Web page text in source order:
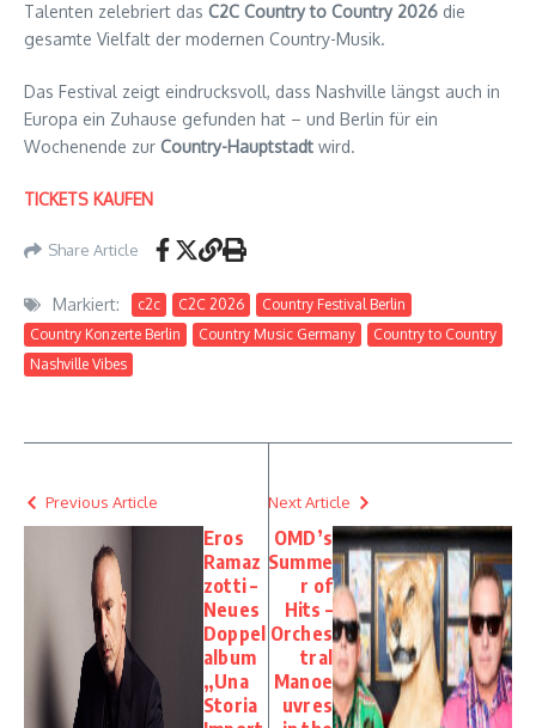
Talenten zelebriert das C2C Country to Country 2026 die
gesamte Vielfalt der modernen Country-Musik.
Das Festival zeigt eindrucksvoll, dass Nashville längst auch in
Europa ein Zuhause gefunden hat – und Berlin für ein
Wochenende zur Country-Hauptstadt wird.
TICKETS KAUFEN
Share Article
Markiert: c2c C2C 2026
Country Festival Berlin
Country Konzerte Berlin
Country Music Germany
Country to Country
Nashville Vibes
Previous Article
Eros
Ramaz
zotti –
Neues
Doppel
album
„Una
Storia
Next Article
OMD’s
Summe
r of
Hits –
Orches
tral
Manoe
uvres